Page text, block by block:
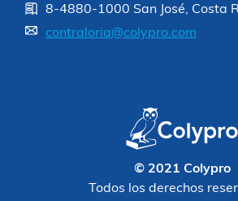
8-4880-1000 San José, Costa
contraloria@colypro.com
© 2021 Colypro
Todos los derechos